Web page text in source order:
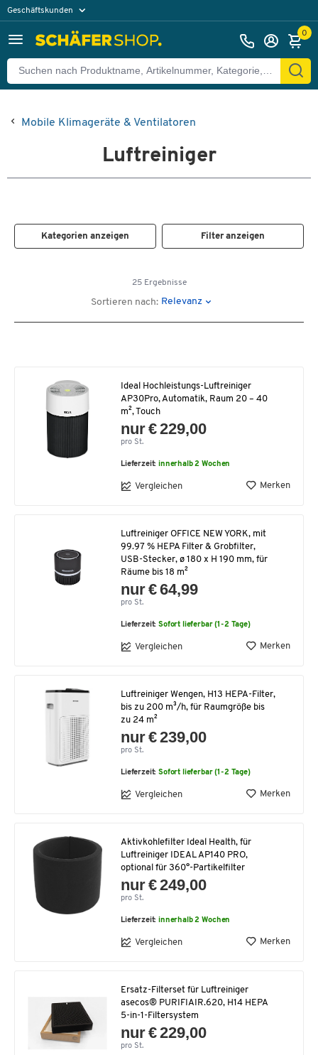
Geschäftskunden
0
Mobile Klimageräte & Ventilatoren
Luftreiniger
Kategorien anzeigen Filter anzeigen
25 Ergebnisse
Sortieren nach: Relevanz
Ideal Hochleistungs-Luftreiniger
AP30Pro, Automatik, Raum 20 – 40
m², Touch
nur € 229,00
pro St.
Lieferzeit:innerhalb 2 Wochen
Vergleichen Merken
Luftreiniger OFFICE NEW YORK, mit
99.97 % HEPA Filter & Grobfilter,
USB-Stecker, ø 180 x H 190 mm, für
Räume bis 18 m²
nur € 64,99
pro St.
Lieferzeit:Sofort lieferbar (1-2 Tage)
Vergleichen Merken
Luftreiniger Wengen, H13 HEPA-Filter,
bis zu 200 m³/h, für Raumgröße bis
zu 24 m²
nur € 239,00
pro St.
Lieferzeit:Sofort lieferbar (1-2 Tage)
Vergleichen Merken
Aktivkohlefilter Ideal Health, für
Luftreiniger IDEAL AP140 PRO,
optional für 360°-Partikelfilter
nur € 249,00
pro St.
Lieferzeit:innerhalb 2 Wochen
Vergleichen Merken
Ersatz-Filterset für Luftreiniger
asecos® PURIFIAIR.620, H14 HEPA
5-in-1-Filtersystem
nur € 229,00
pro St.